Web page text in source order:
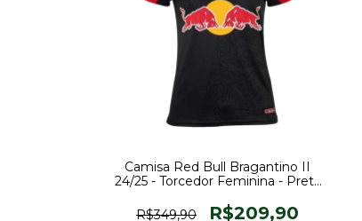
Camisa Red Bull Bragantino II
24/25 - Torcedor Feminina - Preta
R$349,90
R$209,90